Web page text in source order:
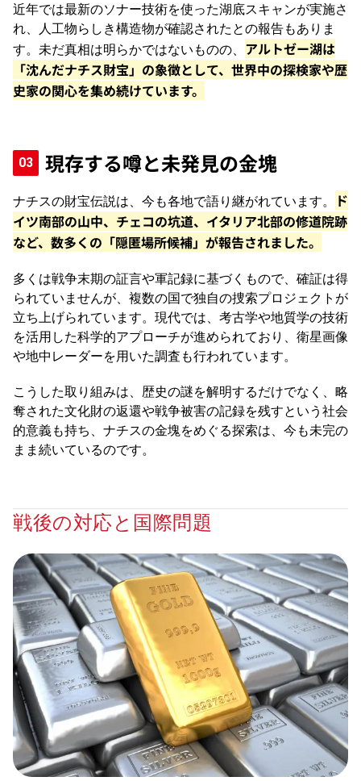
近年では最新のソナー技術を使った湖底スキャンが実施さ
れ、人工物らしき構造物が確認されたとの報告もありま
す。未だ真相は明らかではないものの、 アルトゼー湖は
「沈んだナチス財宝」の象徴として、世界中の探検家や歴
史家の関心を集め続けています。
現存する噂と未発見の金塊
ナチスの財宝伝説は、今も各地で語り継がれています。
ド
イツ南部の山中、チェコの坑道、イタリア北部の修道院跡
など、数多くの「隠匿場所候補」が報告されました。
多くは戦争末期の証言や軍記録に基づくもので、確証は得
られていませんが、複数の国で独自の捜索プロジェクトが
立ち上げられています。現代では、考古学や地質学の技術
を活用した科学的アプローチが進められており、衛星画像
や地中レーダーを用いた調査も行われています。
こうした取り組みは、歴史の謎を解明するだけでなく、略
奪された文化財の返還や戦争被害の記録を残すという社会
的意義も持ち、ナチスの金塊をめぐる探索は、今も未完の
まま続いているのです。
戦後の対応と国際問題